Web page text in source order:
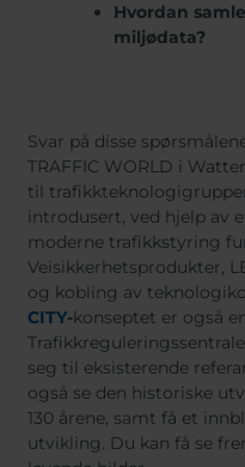
Hvordan
miljødata?
Svar på disse
TRAFFIC WORLD i
til
introdusert, ved hjelp av
moderne trafikkstyring
Veisikkerhetsprodukter,
og kobling av
CITY-konseptet er også
seg til eksisterende
også se den historiske
130 årene, samt få et
utvikling. Du kan få se